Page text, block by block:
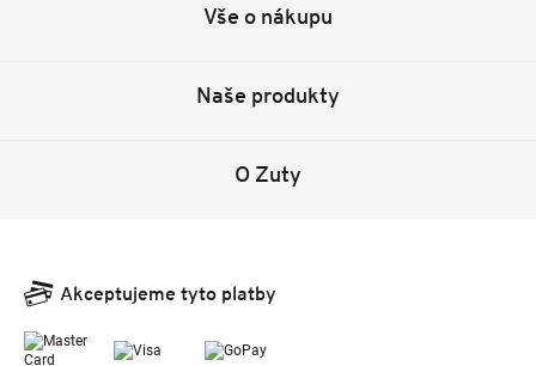
Vše o nákupu
Naše produkty
O Zuty
Akceptujeme tyto platby